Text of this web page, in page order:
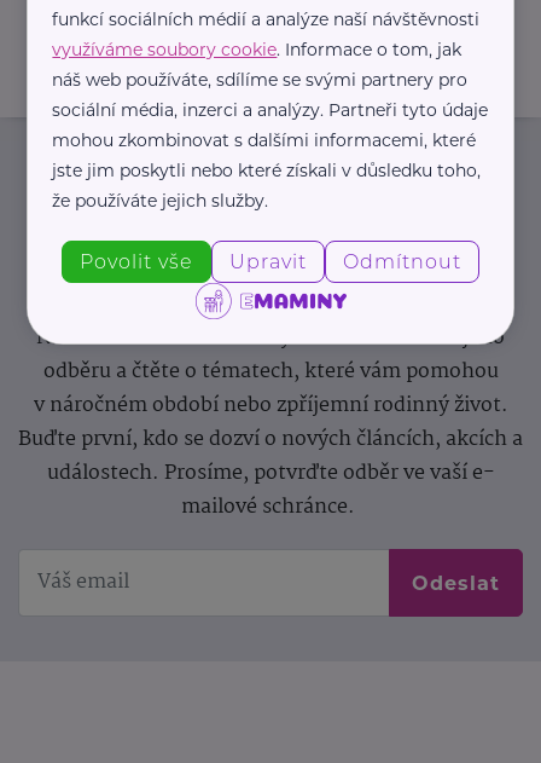
Newsletter
Pravidelný přísun novinek, inspirace na každý den,
podpora pro rodiče i sdílení zkušeností. Takový je
Newsletter webu eMaminy.cz. Přihlaste se k jeho
odběru a čtěte o tématech, které vám pomohou
v náročném období nebo zpříjemní rodinný život.
Buďte první, kdo se dozví o nových článcích, akcích a
událostech. Prosíme, potvrďte odběr ve vaší e-
mailové schránce.
Odeslat
funkcí sociálních médií a analýze naší návštěvnosti
využíváme soubory cookie. Informace o tom, jak
náš web používáte, sdílíme se svými partnery pro
sociální média, inzerci a analýzy. Partneři tyto údaje
mohou zkombinovat s dalšími informacemi, které
jste jim poskytli nebo které získali v důsledku toho,
že používáte jejich služby.
Povolit vše Upravit Odmítnout